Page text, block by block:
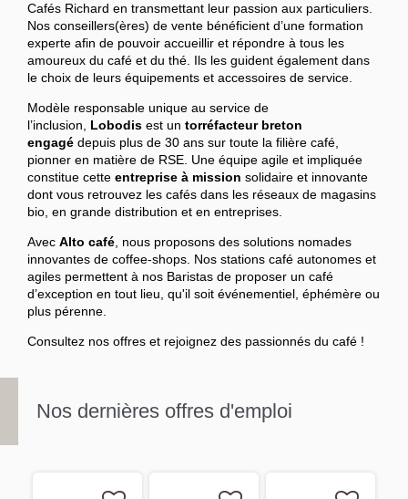
Cafés Richard en transmettant leur passion aux particuliers.
Nos conseillers(ères) de vente bénéficient d’une formation
experte afin de pouvoir accueillir et répondre à tous les
amoureux du café et du thé. Ils les guident également dans
le choix de leurs équipements et accessoires de service.
Modèle responsable unique au service de
l’inclusion,
Lobodis est un torréfacteur breton
engagé depuis plus de 30 ans sur toute la filière café,
pionner en matière de RSE. Une équipe agile et impliquée
constitue cette entreprise à mission solidaire et innovante
dont vous retrouvez les cafés dans les réseaux de magasins
bio, en grande distribution et en entreprises.
Avec Alto café , nous proposons des solutions nomades
innovantes de coffee-shops. Nos stations café autonomes et
agiles permettent à nos Baristas de proposer un café
d’exception en tout lieu, qu'il soit événementiel, éphémère ou
plus pérenne.
Consultez nos offres et rejoignez des passionnés du café !
Nos dernières offres d'emploi